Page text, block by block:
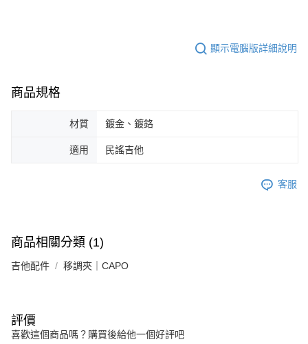
顯示電腦版詳細說明
商品規格
材質 鍍金、鍍鉻
適用 民謠吉他
客服
商品相關分類 (1)
吉他配件 移調夾｜CAPO
評價
喜歡這個商品嗎？購買後給他一個好評吧